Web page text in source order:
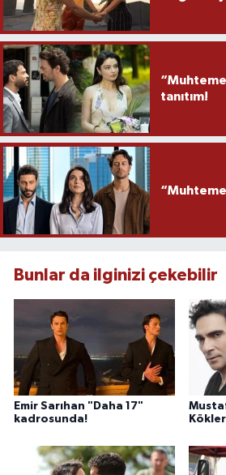
tanıtım!
Bunlar da ilginizi çekebilir
Emir Sarıhan "Daha 17"
kadrosunda!